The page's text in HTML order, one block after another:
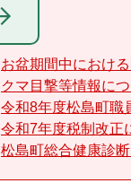
お盆期間中におけ
クマ目撃等情報に
令和8年度松島町職
令和7年度税制改正
松島町総合健康診